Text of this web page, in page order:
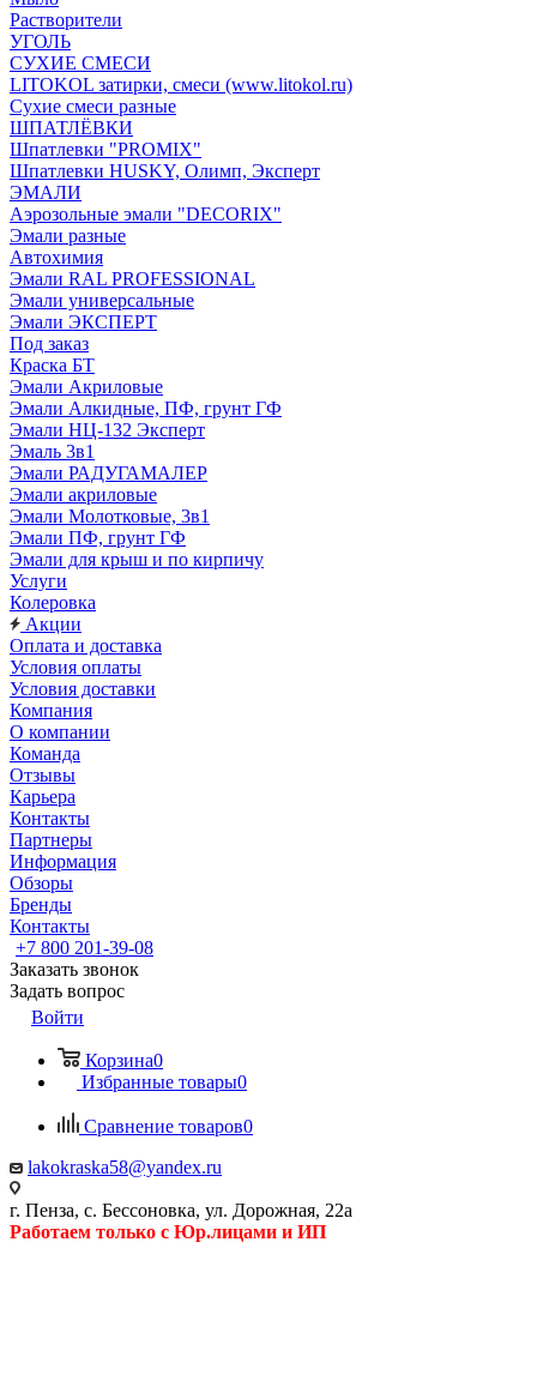
Растворители
УГОЛЬ
СУХИЕ СМЕСИ
LITOKOL затирки, смеси (www.litokol.ru)
Сухие смеси разные
ШПАТЛЁВКИ
Шпатлевки "PROMIX"
Шпатлевки HUSKY, Олимп, Эксперт
ЭМАЛИ
Аэрозольные эмали "DECORIX"
Эмали разные
Автохимия
Эмали RAL PROFESSIONAL
Эмали универсальные
Эмали ЭКСПЕРТ
Под заказ
Краска БТ
Эмали Акриловые
Эмали Алкидные, ПФ, грунт ГФ
Эмали НЦ-132 Эксперт
Эмаль 3в1
Эмали РАДУГАМАЛЕР
Эмали акриловые
Эмали Молотковые, 3в1
Эмали ПФ, грунт ГФ
Эмали для крыш и по кирпичу
Услуги
Колеровка
Акции
Оплата и доставка
Условия оплаты
Условия доставки
Компания
О компании
Команда
Отзывы
Карьера
Контакты
Партнеры
Информация
Обзоры
Бренды
Контакты
+7 800 201-39-08
Заказать звонок
Задать вопрос
Войти
Корзина0
Избранные товары0
Сравнение товаров0
lakokraska58@yandex.ru
г. Пенза, с. Бессоновка, ул. Дорожная, 22а
Работаем только с Юр.лицами и ИП